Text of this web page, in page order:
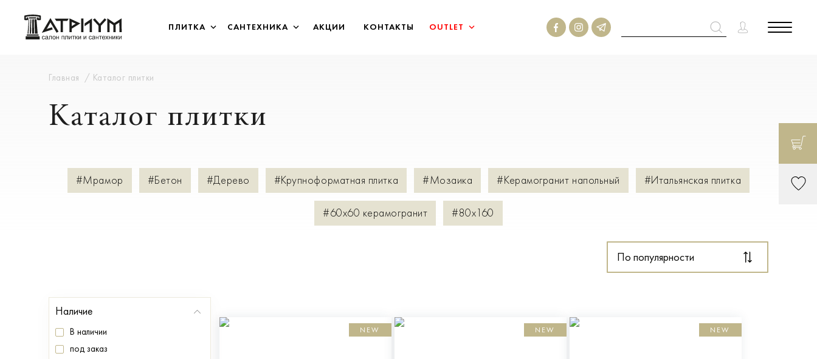
ПЛИТКА САНТЕХНИКА АКЦИИ КОНТАКТЫ OUTLET
Главная Каталог плитки
Каталог плитки
#Мрамор #Бетон #Дерево #Крупноформатная плитка #Мозаика #Керамогранит напольный #Итальянская плитка
#60х60 керамогранит #80х160
По популярности
Наличие
В наличии
под заказ
NEW NEW NEW